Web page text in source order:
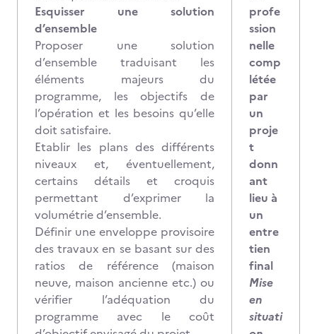
Esquisser une solution
d’ensemble
Proposer une solution
d’ensemble traduisant les
éléments majeurs du
programme, les objectifs de
l’opération et les besoins qu’elle
doit satisfaire.
Etablir les plans des différents
niveaux et, éventuellement,
certains détails et croquis
permettant d’exprimer la
volumétrie d’ensemble.
Définir une enveloppe provisoire
des travaux en se basant sur des
ratios de référence (maison
neuve, maison ancienne etc.) ou
vérifier l’adéquation du
programme avec le coût
profe
ssion
nelle
comp
létée
par
un
proje
t
donn
ant
lieu à
un
entre
tien
final
Mise
en
situati